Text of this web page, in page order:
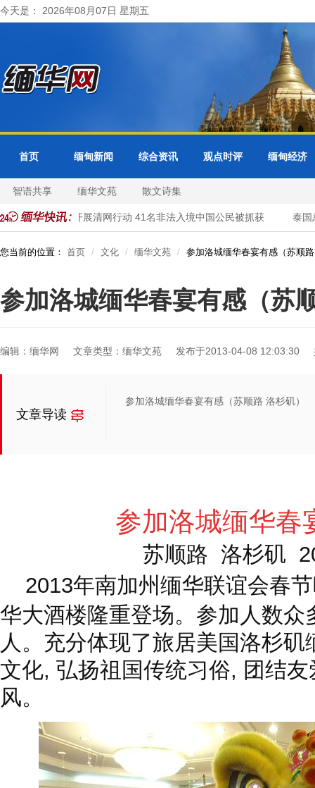
今天是： 2026年08月07日 星期五
首页 缅甸新闻 综合资讯 观点时评 缅甸经济
智语共享 缅华文苑 散文诗集
其力市警方开展清网行动 41名非法入境中国公民被抓获 泰国
您当前的位置： 首页 文化 缅华文苑 参加洛城缅华春宴有感（苏顺
参加洛城缅华春宴有感（苏
编辑：缅华网 文章类型：缅华文苑 发布于2013-04-08 12:03:30
文章导读
参加洛城缅华春宴有感（苏顺路 洛杉矶）
参加洛城缅华
苏顺路 洛杉矶
2013年南加州缅华联谊会春
华大酒楼隆重登场。参加人数众
人。充分体现了旅居美国洛杉
文化, 弘扬祖国传统习俗, 团结
风。